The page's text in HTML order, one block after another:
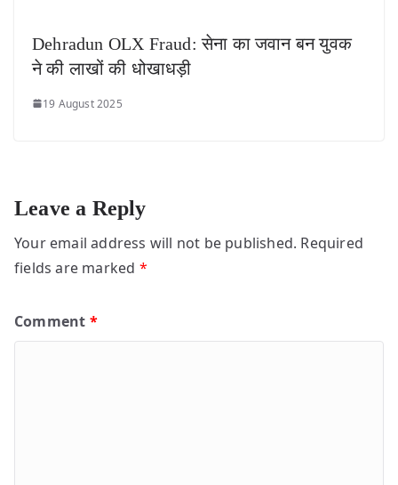
Dehradun OLX Fraud: सेना का जवान बन युवक
ने की लाखों की धोखाधड़ी
19 August 2025
Leave a Reply
Your email address will not be published. Required
fields are marked *
Comment *